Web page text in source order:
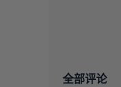
全部评论